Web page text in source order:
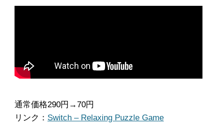
通常価格290円→70円
リンク： Switch – Relaxing Puzzle Game